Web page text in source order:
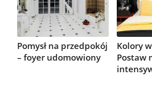
Pomysł na przedpokój
– foyer udomowiony
Kolory
Postaw